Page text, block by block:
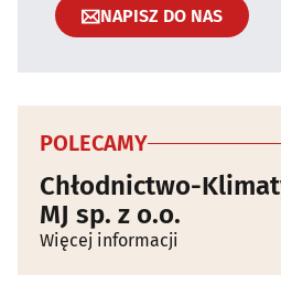
NAPISZ DO NAS
POLECAMY
Chłodnictwo-
MJ sp. z o.o.
Więcej informacji